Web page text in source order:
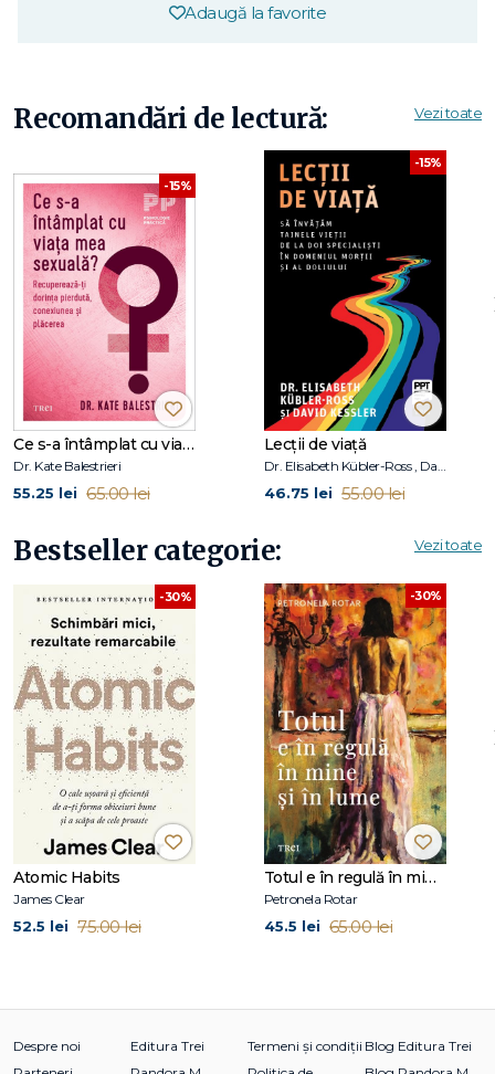
Adaugă la favorite
Recomandări de lectură: Vezi toate
-15%
Ce s-a întâmplat cu viața mea sexuală?
Dr. Kate Balestrieri
55.25 lei 65.00 lei
-15%
Lecții de viață
Dr. Elisabeth Kübler-Ross , David Kessler
46.75 lei 55.00 lei
Bestseller categorie: Vezi toate
-30%
Atomic Habits
James Clear
52.5 lei 75.00 lei
-30%
Totul e în regulă în mine și în lume
Petronela Rotar
45.5 lei 65.00 lei
Despre noi
Editura Trei
Termeni și condiții Blog Editura Trei